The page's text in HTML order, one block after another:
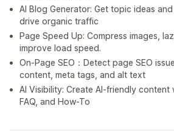
AI Blog Generator: Get topic ideas
drive organic traffic
Page Speed Up: Compress images,
improve load speed.
On-Page SEO：Detect page SEO
content, meta tags, and alt text
AI Visibility: Create AI-friendly content
FAQ, and How-To